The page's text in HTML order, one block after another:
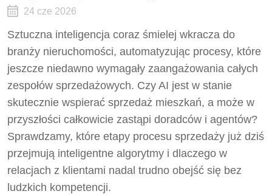
24 cze 2026
Sztuczna inteligencja coraz śmielej wkracza do
branży nieruchomości, automatyzując procesy, które
jeszcze niedawno wymagały zaangażowania całych
zespołów sprzedażowych. Czy AI jest w stanie
skutecznie wspierać sprzedaż mieszkań, a może w
przyszłości całkowicie zastąpi doradców i agentów?
Sprawdzamy, które etapy procesu sprzedaży już dziś
przejmują inteligentne algorytmy i dlaczego w
relacjach z klientami nadal trudno obejść się bez
ludzkich kompetencji.